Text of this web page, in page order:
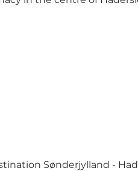
Sønderjylland -